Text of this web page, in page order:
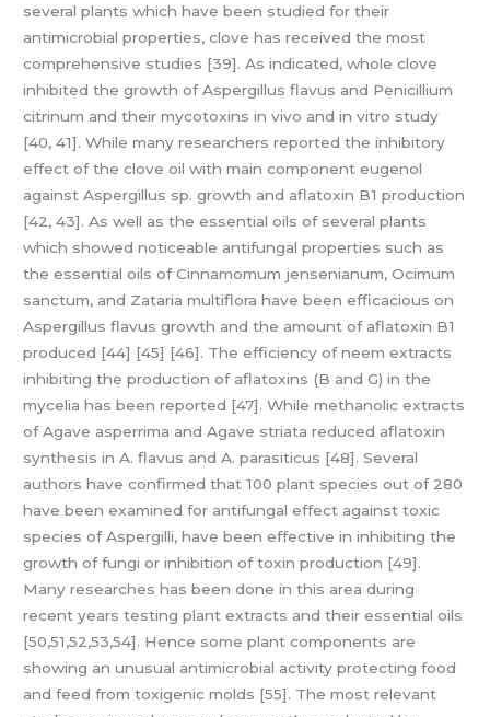
several plants which have been studied for their
antimicrobial properties, clove has received the most
comprehensive studies [39]. As indicated, whole clove
inhibited the growth of Aspergillus flavus and Penicillium
citrinum and their mycotoxins in vivo and in vitro study
[40, 41]. While many researchers reported the inhibitory
effect of the clove oil with main component eugenol
against Aspergillus sp. growth and aflatoxin B1 production
[42, 43]. As well as the essential oils of several plants
which showed noticeable antifungal properties such as
the essential oils of Cinnamomum jensenianum, Ocimum
sanctum, and Zataria multiflora have been efficacious on
Aspergillus flavus growth and the amount of aflatoxin B1
produced [44] [45] [46]. The efficiency of neem extracts
inhibiting the production of aflatoxins (B and G) in the
mycelia has been reported [47]. While methanolic extracts
of Agave asperrima and Agave striata reduced aflatoxin
synthesis in A. flavus and A. parasiticus [48]. Several
authors have confirmed that 100 plant species out of 280
have been examined for antifungal effect against toxic
species of Aspergilli, have been effective in inhibiting the
growth of fungi or inhibition of toxin production [49].
Many researches has been done in this area during
recent years testing plant extracts and their essential oils
[50,51,52,53,54]. Hence some plant components are
showing an unusual antimicrobial activity protecting food
and feed from toxigenic molds [55]. The most relevant